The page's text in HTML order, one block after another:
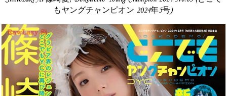
もヤングチャンピオン 2024年5号)